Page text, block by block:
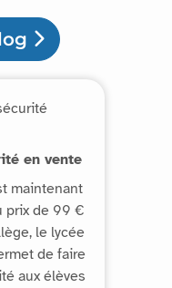
en vente
maintenant
prix de 99 €
le lycée
de faire
aux élèves